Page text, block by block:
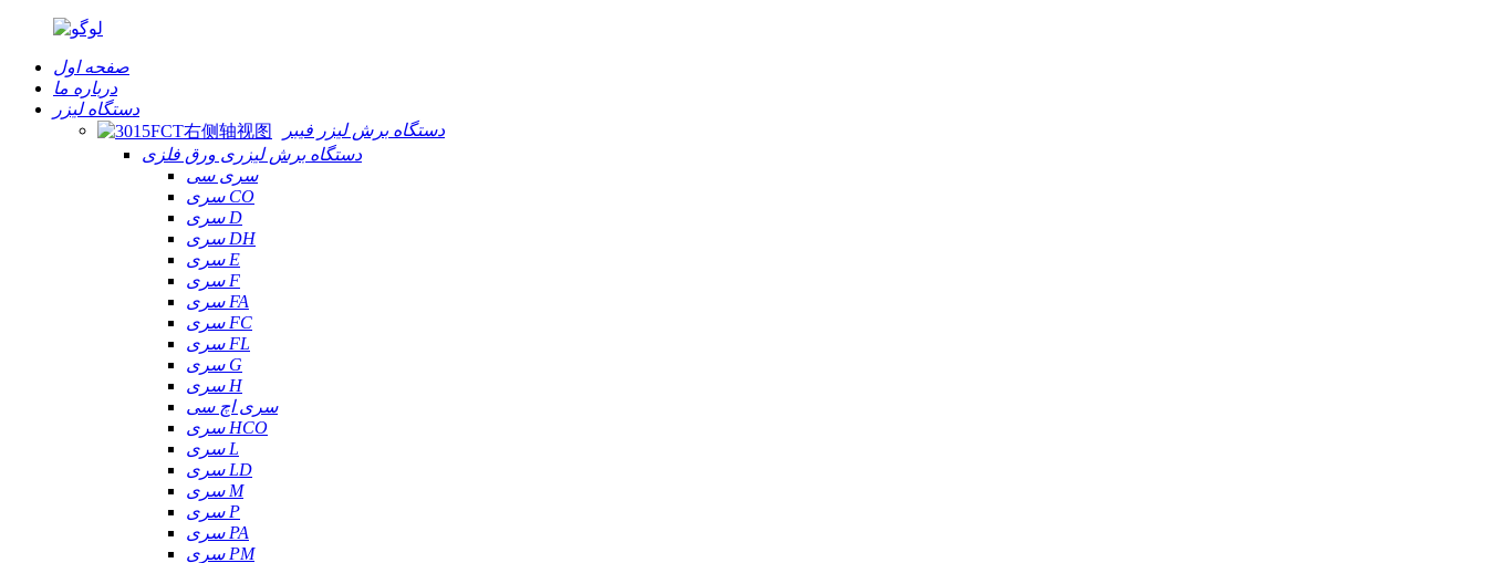
صفحه اول
درباره ما
دستگاه لیزر
دستگاه برش لیزر فیبر
دستگاه برش لیزری ورق فلزی
سری سی
سری CO
سری D
سری DH
سری E
سری F
سری FA
سری FC
سری FL
سری G
سری H
سری اچ سی
سری HCO
سری L
سری LD
سری M
سری P
سری PA
سری PM